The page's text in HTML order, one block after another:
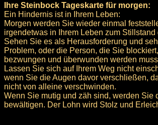
Ihre Steinbock Tageskarte für morgen:
Ein Hindernis ist in Ihrem Leben:
Morgen werden Sie wieder einmal
irgendetwas in Ihrem Leben zum Stillstand
Sehen Sie es als Herausforderung und
Problem, oder die Person, die Sie
bezwungen und überwunden werden
Lassen Sie sich auf Ihrem Weg nicht
wenn Sie die Augen davor verschließen,
nicht von alleine verschwinden.
Wenn Sie mutig und zäh sind, werden Sie
bewältigen. Der Lohn wird Stolz und